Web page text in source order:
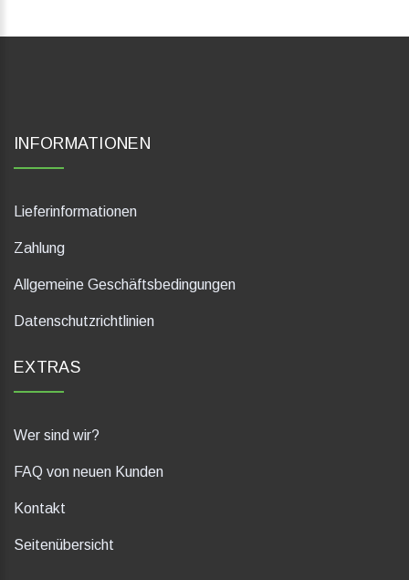
INFORMATIONEN
Lieferinformationen
Zahlung
Allgemeine Geschäftsbedingungen
Datenschutzrichtlinien
EXTRAS
Wer sind wir?
FAQ von neuen Kunden
Kontakt
Seitenübersicht